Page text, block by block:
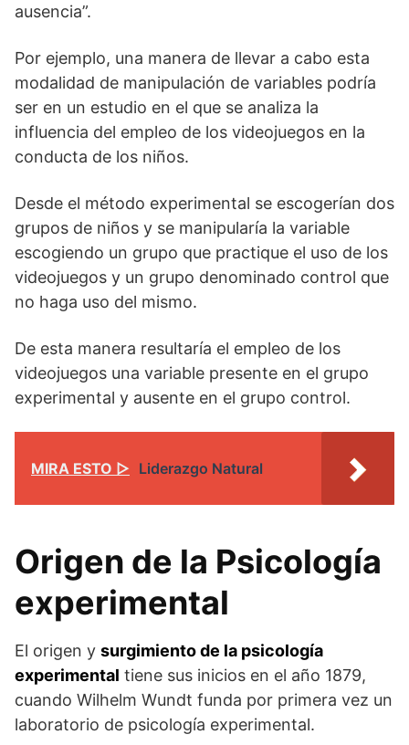
ausencia”.
Por ejemplo, una manera de llevar a cabo esta
modalidad de manipulación de variables podría
ser en un estudio en el que se analiza la
influencia del empleo de los videojuegos en la
conducta de los niños.
Desde el método experimental se escogerían dos
grupos de niños y se manipularía la variable
escogiendo un grupo que practique el uso de los
videojuegos y un grupo denominado control que
no haga uso del mismo.
De esta manera resultaría el empleo de los
videojuegos una variable presente en el grupo
experimental y ausente en el grupo control.
MIRA ESTO ▷ Liderazgo Natural
Origen de la Psicología
experimental
El origen y surgimiento de la psicología
experimental tiene sus inicios en el año 1879,
cuando Wilhelm Wundt funda por primera vez un
laboratorio de psicología experimental.